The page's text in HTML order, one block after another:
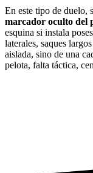
En este tipo de duelo,
marcador oculto del
esquina si instala
laterales, saques
aislada, sino de una
pelota, falta táctica,